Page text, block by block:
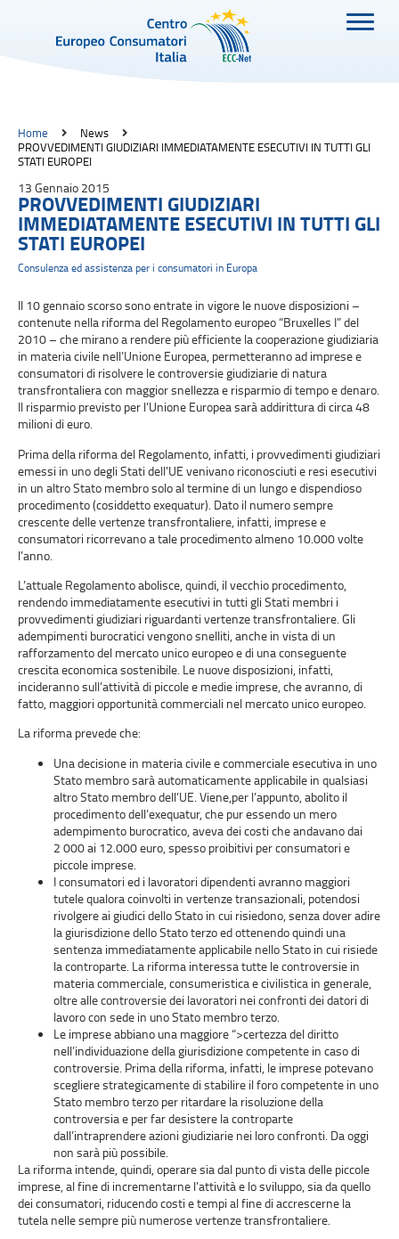
Home
News
PROVVEDIMENTI GIUDIZIARI IMMEDIATAMENTE ESECUTIVI IN TUTTI GLI
STATI EUROPEI
13 Gennaio 2015
PROVVEDIMENTI GIUDIZIARI
IMMEDIATAMENTE ESECUTIVI IN TUTTI GLI
STATI EUROPEI
Consulenza ed assistenza per i consumatori in Europa
Il 10 gennaio scorso sono entrate in vigore le nuove disposizioni –
contenute nella riforma del Regolamento europeo “Bruxelles I” del
2010 – che mirano a rendere più efficiente la cooperazione giudiziaria
in materia civile nell’Unione Europea, permetteranno ad imprese e
consumatori di risolvere le controversie giudiziarie di natura
transfrontaliera con maggior snellezza e risparmio di tempo e denaro.
Il risparmio previsto per l’Unione Europea sarà addirittura di circa 48
milioni di euro.
Prima della riforma del Regolamento, infatti, i provvedimenti giudiziari
emessi in uno degli Stati dell’UE venivano riconosciuti e resi esecutivi
in un altro Stato membro solo al termine di un lungo e dispendioso
procedimento (cosiddetto exequatur). Dato il numero sempre
crescente delle vertenze transfrontaliere, infatti, imprese e
consumatori ricorrevano a tale procedimento almeno 10.000 volte
l’anno.
L’attuale Regolamento abolisce, quindi, il vecchio procedimento,
rendendo immediatamente esecutivi in tutti gli Stati membri i
provvedimenti giudiziari riguardanti vertenze transfrontaliere. Gli
adempimenti burocratici vengono snelliti, anche in vista di un
rafforzamento del mercato unico europeo e di una conseguente
crescita economica sostenibile. Le nuove disposizioni, infatti,
incideranno sull’attività di piccole e medie imprese, che avranno, di
fatto, maggiori opportunità commerciali nel mercato unico europeo.
La riforma prevede che:
Una decisione in materia civile e commerciale esecutiva in uno
Stato membro sarà automaticamente applicabile in qualsiasi
altro Stato membro dell’UE. Viene,per l’appunto, abolito il
procedimento dell’exequatur, che pur essendo un mero
adempimento burocratico, aveva dei costi che andavano dai
2 000 ai 12.000 euro, spesso proibitivi per consumatori e
piccole imprese.
I consumatori ed i lavoratori dipendenti avranno maggiori
tutele qualora coinvolti in vertenze transazionali, potendosi
rivolgere ai giudici dello Stato in cui risiedono, senza dover adire
la giurisdizione dello Stato terzo ed ottenendo quindi una
sentenza immediatamente applicabile nello Stato in cui risiede
la controparte. La riforma interessa tutte le controversie in
materia commerciale, consumeristica e civilistica in generale,
oltre alle controversie dei lavoratori nei confronti dei datori di
lavoro con sede in uno Stato membro terzo.
Le imprese abbiano una maggiore“>certezza del diritto
nell’individuazione della giurisdizione competente in caso di
controversie. Prima della riforma, infatti, le imprese potevano
scegliere strategicamente di stabilire il foro competente in uno
Stato membro terzo per ritardare la risoluzione della
controversia e per far desistere la controparte
dall’intraprendere azioni giudiziarie nei loro confronti. Da oggi
non sarà più possibile.
La riforma intende, quindi, operare sia dal punto di vista delle piccole
imprese, al fine di incrementarne l’attività e lo sviluppo, sia da quello
dei consumatori, riducendo costi e tempi al fine di accrescerne la
tutela nelle sempre più numerose vertenze transfrontaliere.